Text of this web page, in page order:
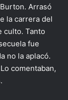
Arrasó
la carrera del
culto. Tanto
fue
no la aplacó.
comentaban,